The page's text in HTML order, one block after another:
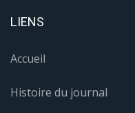
LIENS
Accueil
Histoire du journal